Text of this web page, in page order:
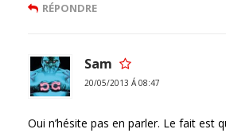
RÉPONDRE
Sam
20/05/2013 Á 08:47
Oui n’hésite pas en parler. Le fait est